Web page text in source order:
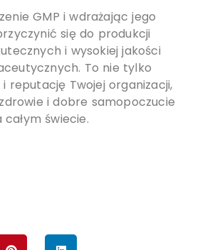
GMP i wdrażając jego
się do produkcji
i wysokiej jakości
To nie tylko
reputację Twojej organizacji,
i dobre samopoczucie
świecie.